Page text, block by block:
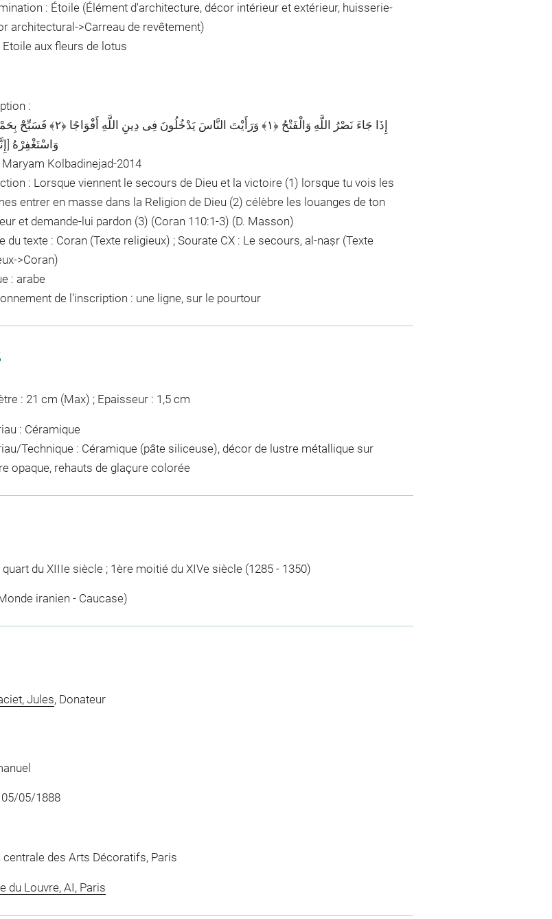
: Étoile (Élément d'architecture, décor intérieur et extérieur, huisserie-
architectural->Carreau de revêtement)
Etoile aux fleurs de lotus
:
إِذَا جَاءَ نَصْرُ اللَّهِ وَالْفَتْحُ ﴿١﴾ وَرَأَیْتَ النَّاسَ یَدْخُلُونَ فِی
وَاسْتَغْفِرْهُ
Maryam Kolbadinejad-2014
: Lorsque viennent le secours de Dieu et la victoire (1) lorsque tu vois les
entrer en masse dans la Religion de Dieu (2) célèbre les louanges de ton
et demande-lui pardon (3) (Coran 110:1-3) (D. Masson)
du texte : Coran (Texte religieux) ; Sourate CX : Le secours, al-naṣr (Texte
>Coran)
: arabe
de l'inscription : une ligne, sur le pourtour
: 21 cm (Max) ; Epaisseur : 1,5 cm
: Céramique
Technique : Céramique (pâte siliceuse), décor de lustre métallique sur
opaque, rehauts de glaçure colorée
du XIIIe siècle ; 1ère moitié du XIVe siècle (1285 - 1350)
iranien - Caucase)
Jules, Donateur
05/05/1888
centrale des Arts Décoratifs, Paris
du Louvre, AI, Paris